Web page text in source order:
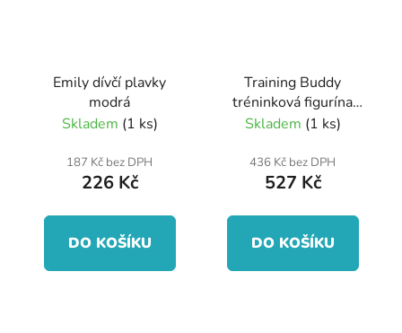
Emily dívčí plavky
modrá
Skladem (1 ks)
187 Kč bez DPH
226 Kč
DO KOŠÍKU
Training Buddy
tréninková figurína
oranžová
Skladem (1 ks)
436 Kč bez DPH
527 Kč
DO KOŠÍKU